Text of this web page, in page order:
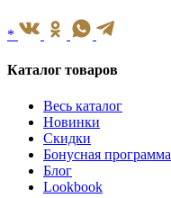
*
Каталог товаров
Весь каталог
Новинки
Скидки
Бонусная программа
Блог
Lookbook